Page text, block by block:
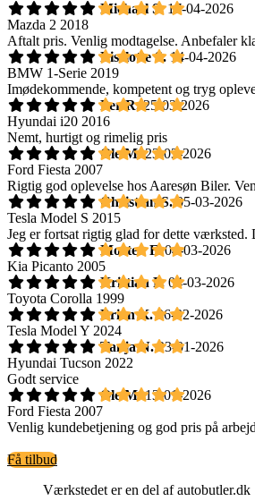
Michael S. 17-04-2026
Mazda 2 2018
Aftalt pris. Venlig modtagelse. Anbefaler
Liselotte S. 14-04-2026
BMW 1-Serie 2019
Imødekommende, kompetent og tryg
Per R. 25-03-2026
Hyundai i20 2016
Nemt, hurtigt og rimelig pris
Ole M. 23-03-2026
Ford Fiesta 2007
Rigtig god oplevelse hos Aaresøn Biler.
Christian S. 05-03-2026
Tesla Model S 2015
Jeg er fortsat rigtig glad for dette
Morten F. 04-03-2026
Kia Picanto 2005
Kristian F. 04-03-2026
Toyota Corolla 1999
Brian K. 06-02-2026
Tesla Model Y 2024
Tanja N. 23-01-2026
Hyundai Tucson 2022
Godt service
Ole M. 13-01-2026
Ford Fiesta 2007
Venlig kundebetjening og god pris på
Få tilbud
Værkstedet er en del af autobutler.dk